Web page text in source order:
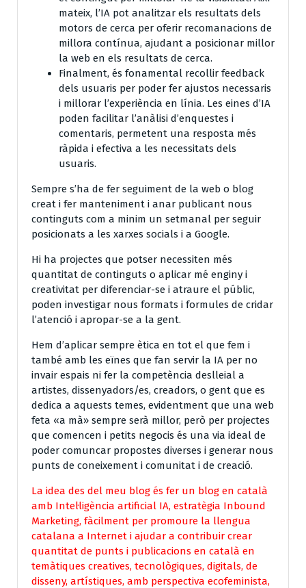
mateix, l’IA pot analitzar els resultats dels
motors de cerca per oferir recomanacions de
millora contínua, ajudant a posicionar millor
la web en els resultats de cerca.
Finalment, és fonamental recollir feedback
dels usuaris per poder fer ajustos necessaris
i millorar l’experiència en línia. Les eines d’IA
poden facilitar l’anàlisi d’enquestes i
comentaris, permetent una resposta més
ràpida i efectiva a les necessitats dels
usuaris.
Sempre s’ha de fer seguiment de la web o blog
creat i fer manteniment i anar publicant nous
continguts com a minim un setmanal per seguir
posicionats a les xarxes socials i a Google.
Hi ha projectes que potser necessiten més
quantitat de continguts o aplicar mé enginy i
creativitat per diferenciar-se i atraure el públic,
poden investigar nous formats i formules de cridar
l’atenció i apropar-se a la gent.
Hem d’aplicar sempre ètica en tot el que fem i
també amb les eïnes que fan servir la IA per no
invair espais ni fer la competència deslleial a
artistes, dissenyadors/es, creadors, o gent que es
dedica a aquests temes, evidentment que una web
feta «a mà» sempre serà millor, però per projectes
que comencen i petits negocis és una via ideal de
poder comuncar propostes diverses i generar nous
punts de coneixement i comunitat i de creació.
La idea des del meu blog és fer un blog en català
amb Intel·ligència artificial IA, estratègia Inbound
Marketing, fàcilment per promoure la llengua
catalana a Internet i ajudar a contribuir crear
quantitat de punts i publicacions en català en
temàtiques creatives, tecnològiques, digitals, de
disseny, artístiques, amb perspectiva ecofeminista,